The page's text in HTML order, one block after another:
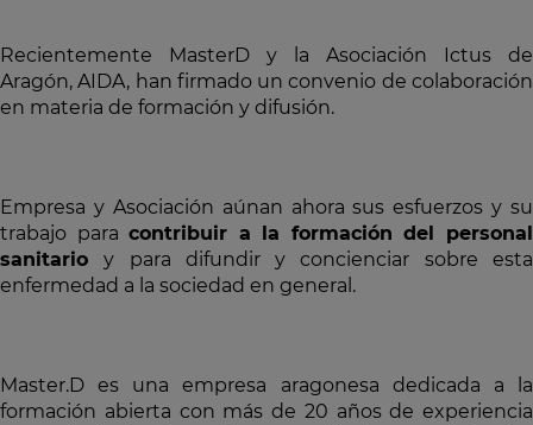
Recientemente MasterD y la Asociación Ictus de
Aragón, AIDA, han firmado un convenio de colaboración
en materia de formación y difusión.
Empresa y Asociación aúnan ahora sus esfuerzos y su
trabajo paracontribuir a la formación del personal
sanitarioy para difundir y concienciar sobre esta
enfermedad a la sociedad en general.
Master.D es una empresa aragonesa dedicada a la
formación abierta con más de 20 años de experiencia